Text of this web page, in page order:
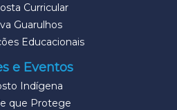
Curricular
Guarulhos
Educacionais
e Eventos
Indígena
que Protege